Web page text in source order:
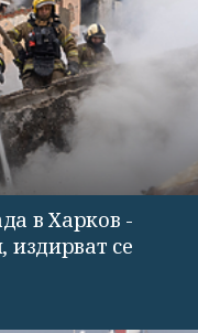
в Харков -
издирват се